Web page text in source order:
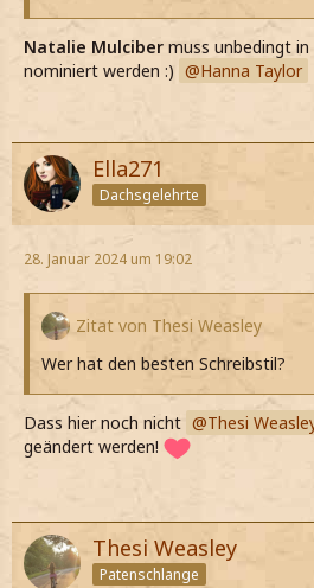
Natalie Mulciber muss unbedingt
nominiert werden :)
Hanna Taylor
Ella271
Dachsgelehrte
28. Januar 2024 um 19:02
Zitat von Thesi Weasley
Wer hat den besten Schreibstil?
Dass hier noch nicht Thesi
geändert werden!
Thesi Weasley
Patenschlange